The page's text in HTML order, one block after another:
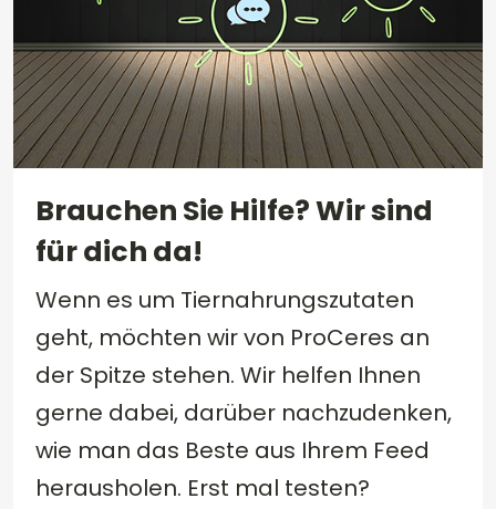
Brauchen Sie Hilfe? Wir sind
für dich da!
Wenn es um Tiernahrungszutaten
geht, möchten wir von ProCeres an
der Spitze stehen. Wir helfen Ihnen
gerne dabei, darüber nachzudenken,
wie man das Beste aus Ihrem Feed
herausholen. Erst mal testen?